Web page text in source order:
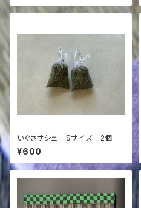
いぐさサシェ Sサイズ 2個
¥600